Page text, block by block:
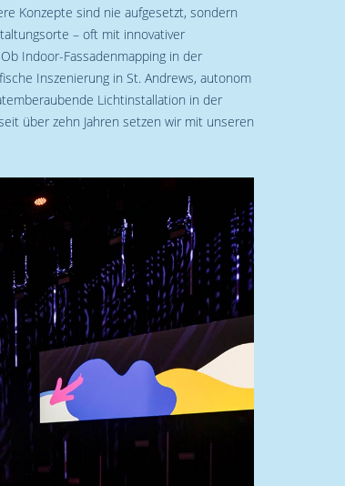
Konzepte sind nie aufgesetzt, sondern
– oft mit innovativer
Indoor-Fassadenmapping in der
Inszenierung in St. Andrews, autonom
Lichtinstallation in der
über zehn Jahren setzen wir mit unseren